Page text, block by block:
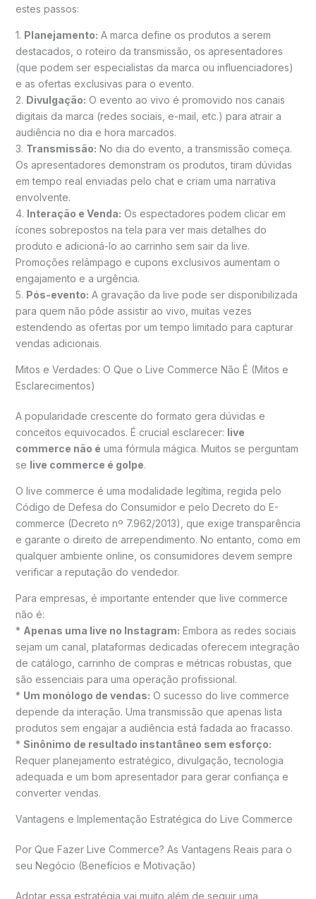
estes passos:
1. Planejamento: A marca define os produtos a serem
destacados, o roteiro da transmissão, os apresentadores
(que podem ser especialistas da marca ou influenciadores)
e as ofertas exclusivas para o evento.
2. Divulgação: O evento ao vivo é promovido nos canais
digitais da marca (redes sociais, e-mail, etc.) para atrair a
audiência no dia e hora marcados.
3. Transmissão: No dia do evento, a transmissão começa.
Os apresentadores demonstram os produtos, tiram dúvidas
em tempo real enviadas pelo chat e criam uma narrativa
envolvente.
4. Interação e Venda: Os espectadores podem clicar em
ícones sobrepostos na tela para ver mais detalhes do
produto e adicioná-lo ao carrinho sem sair da live.
Promoções relâmpago e cupons exclusivos aumentam o
engajamento e a urgência.
5. Pós-evento: A gravação da live pode ser disponibilizada
para quem não pôde assistir ao vivo, muitas vezes
estendendo as ofertas por um tempo limitado para capturar
vendas adicionais.
Mitos e Verdades: O Que o Live Commerce Não É (Mitos e
Esclarecimentos)
A popularidade crescente do formato gera dúvidas e
conceitos equivocados. É crucial esclarecer: live
commerce não é uma fórmula mágica. Muitos se perguntam
se live commerce é golpe.
O live commerce é uma modalidade legítima, regida pelo
Código de Defesa do Consumidor e pelo Decreto do E-
commerce (Decreto nº 7.962/2013), que exige transparência
e garante o direito de arrependimento. No entanto, como em
qualquer ambiente online, os consumidores devem sempre
verificar a reputação do vendedor.
Para empresas, é importante entender que live commerce
não é:
* Apenas uma live no Instagram: Embora as redes sociais
sejam um canal, plataformas dedicadas oferecem integração
de catálogo, carrinho de compras e métricas robustas, que
são essenciais para uma operação profissional.
* Um monólogo de vendas: O sucesso do live commerce
depende da interação. Uma transmissão que apenas lista
produtos sem engajar a audiência está fadada ao fracasso.
* Sinônimo de resultado instantâneo sem esforço:
Requer planejamento estratégico, divulgação, tecnologia
adequada e um bom apresentador para gerar confiança e
converter vendas.
Vantagens e Implementação Estratégica do Live Commerce
Por Que Fazer Live Commerce? As Vantagens Reais para o
seu Negócio (Benefícios e Motivação)
Adotar essa estratégia vai muito além de seguir uma